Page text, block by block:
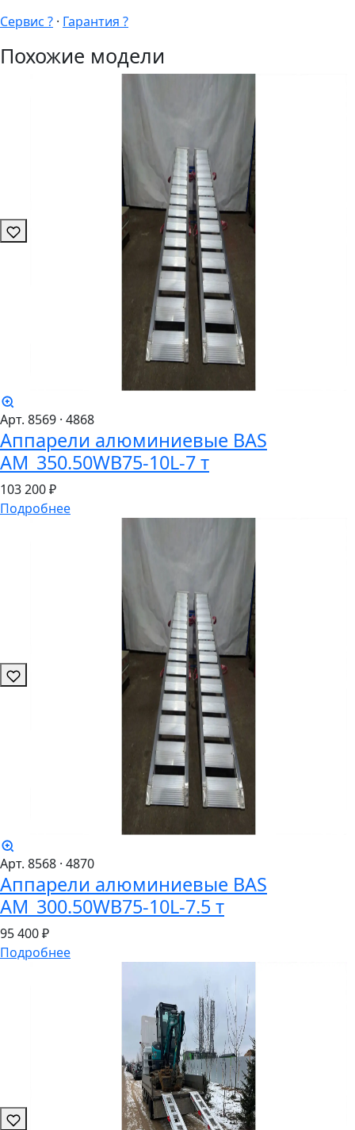
Сервис ? · Гарантия ?
Похожие модели
Арт. 8569 · 4868
Аппарели алюминиевые BAS
AM_350.50WB75-10L-7 т
103200 ₽
Подробнее
Арт. 8568 · 4870
Аппарели алюминиевые BAS
AM_300.50WB75-10L-7.5 т
95400 ₽
Подробнее